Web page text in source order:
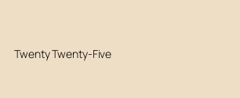
Twenty Twenty-Five